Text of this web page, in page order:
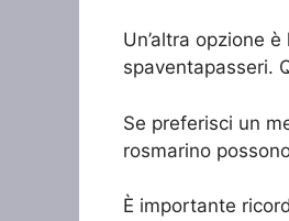
Un’altra opzione
spaventapasseri.
Se preferisci un
rosmarino
È importante